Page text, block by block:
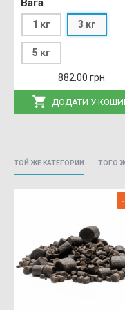
наповнення пва
Вміст олії 15%,
Час повного
год.
год.
Час повного
Час повного
9:00 год.
Час повного
1 кг 3 кг
5 кг
882.00 грн.
ДОДАТИ У
ТОЙ ЖЕ КАТЕГОРИИ ТОГО